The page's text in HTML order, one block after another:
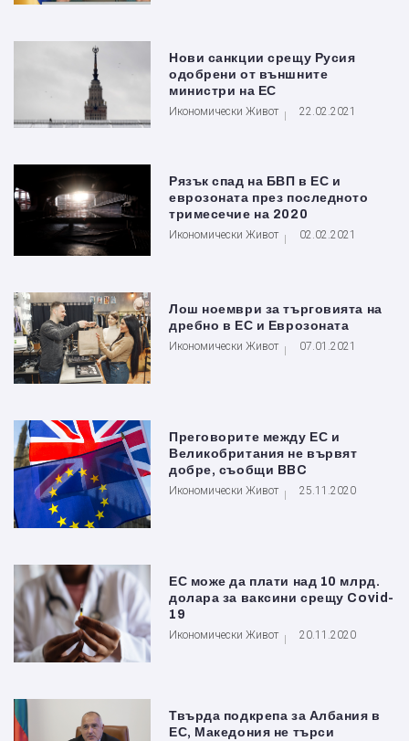
Нови санкции срещу Русия
одобрени от външните
министри на ЕС
Икономически Живот 22.02.2021
Рязък спад на БВП в ЕС и
еврозоната през последното
тримесечие на 2020
Икономически Живот 02.02.2021
Лош ноември за търговията на
дребно в ЕС и Еврозоната
Икономически Живот 07.01.2021
Преговорите между ЕС и
Великобритания не вървят
добре, съобщи BBC
Икономически Живот 25.11.2020
ЕС може да плати над 10 млрд.
долара за ваксини срещу Covid-
19
Икономически Живот 20.11.2020
Твърда подкрепа за Албания в
ЕС, Македония не търси